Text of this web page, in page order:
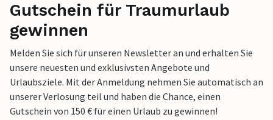
Gutschein für Traumurlaub
gewinnen
Melden Sie sich für unseren Newsletter an und erhalten Sie
unsere neuesten und exklusivsten Angebote und
Urlaubsziele. Mit der Anmeldung nehmen Sie automatisch an
unserer Verlosung teil und haben die Chance, einen
Gutschein von 150 € für einen Urlaub zu gewinnen!